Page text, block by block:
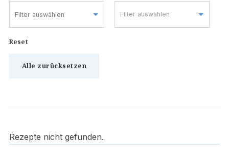
Filter auswählen
Reset
Alle zurücksetzen
Rezepte nicht gefunden.